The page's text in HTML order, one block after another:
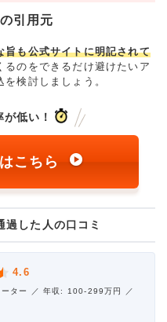
引用元
旨も公式サイトに明記されて
るのをできるだけ避けたいア
検討しましょう。
低い！
こちら
した人の口コミ
4.6
ター ／ 年収: 100-299万円 ／